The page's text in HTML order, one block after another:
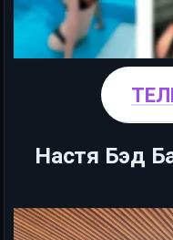
Настя Бэд